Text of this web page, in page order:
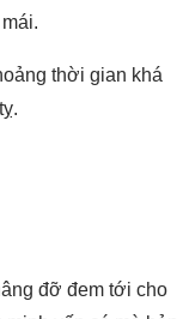
thời gian khá
đỡ đem tới cho